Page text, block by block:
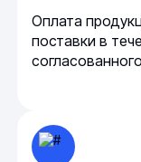
Оплата
поставки в